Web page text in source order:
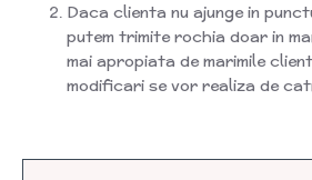
Daca clienta nu ajunge in
putem trimite rochia doar in
mai apropiata de marimile
modificari se vor realiza de